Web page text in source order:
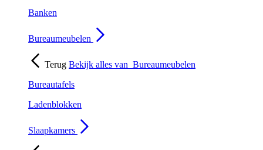
Banken
Bureaumeubelen
Terug Bekijk alles van Bureaumeubelen
Bureautafels
Ladenblokken
Slaapkamers